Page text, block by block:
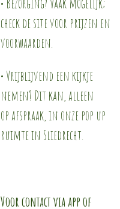
check de site voor prijzen en
voorwaarden.
• Vrijblijvend een kijkje
nemen? Dit kan, alleen
op afspraak, in onze pop up
ruimte in Sliedrecht.
Voor contact via app of